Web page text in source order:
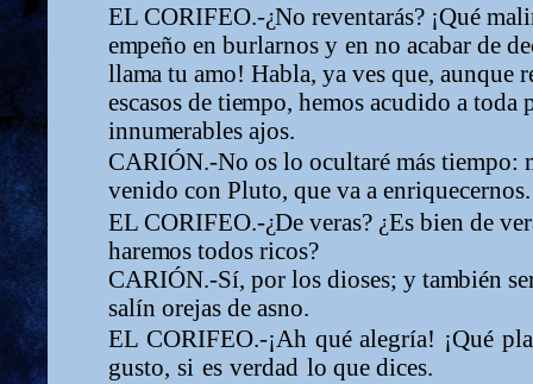
EL CORIFEO.-¿No reventarás? ¡Quém
empeño en burlarnos y en no acabar de
llama tu amo! Habla, ya ves que, aunque
escasos de tiempo, hemos acudido a toda
innumerables ajos.
CARIÓN.-No os lo ocultaré más tiempo:
venido con Pluto, que va a enriquecernos.
EL CORIFEO.-¿De veras? ¿Es bien de
haremos todos ricos?
CARIÓN.-Sí, por los dioses; y también
salín orejas de asno.
EL CORIFEO.-¡Ah qué alegría! ¡Qué
gusto, si es verdad lo que dices.